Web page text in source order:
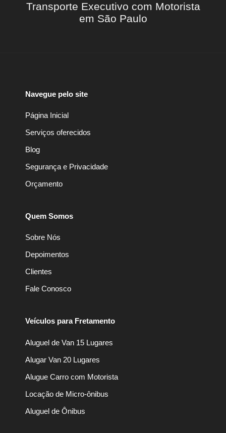
Transporte Executivo com Motorista
em São Paulo
Navegue pelo site
Página Inicial
Serviços oferecidos
Blog
Segurança e Privacidade
Orçamento
Quem Somos
Sobre Nós
Depoimentos
Clientes
Fale Conosco
Veículos para Fretamento
Aluguel de Van 15 Lugares
Alugar Van 20 Lugares
Alugue Carro com Motorista
Locação de Micro-ônibus
Aluguel de Ônibus